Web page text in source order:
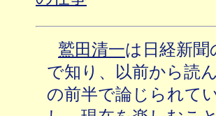
鷲田清一は日経新聞
で知り、以前から読
の前半で論じられて